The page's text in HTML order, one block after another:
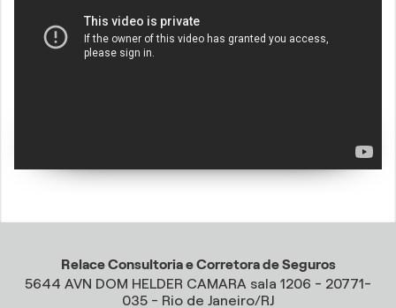
Relace Consultoria e Corretora de Seguros
5644 AVN DOM HELDER CAMARA sala 1206 - 20771-
035 - Rio de Janeiro/RJ